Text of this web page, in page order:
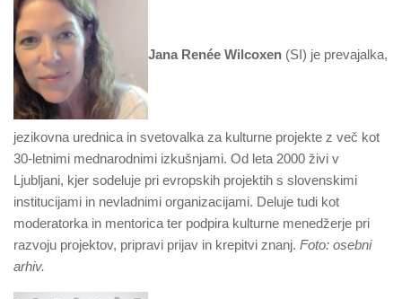
Jana Renée Wilcoxen (SI) je prevajalka,
jezikovna urednica in svetovalka za kulturne projekte z več kot
30-letnimi mednarodnimi izkušnjami. Od leta 2000 živi v
Ljubljani, kjer sodeluje pri evropskih projektih s slovenskimi
institucijami in nevladnimi organizacijami. Deluje tudi kot
moderatorka in mentorica ter podpira kulturne menedžerje pri
razvoju projektov, pripravi prijav in krepitvi znanj. Foto: osebni
arhiv.